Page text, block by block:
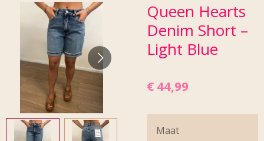
Queen Hearts
Denim Short –
Light Blue
€ 44,99
Maat